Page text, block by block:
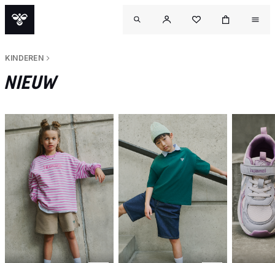
KINDEREN
NIEUW